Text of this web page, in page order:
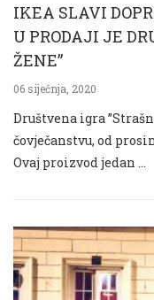
IKEA SLAVI
U PRODAJI JE
ŽENE”
06 siječnja, 2020
Društvena igra
čovječanstvu, od
Ovaj proizvod jedan …